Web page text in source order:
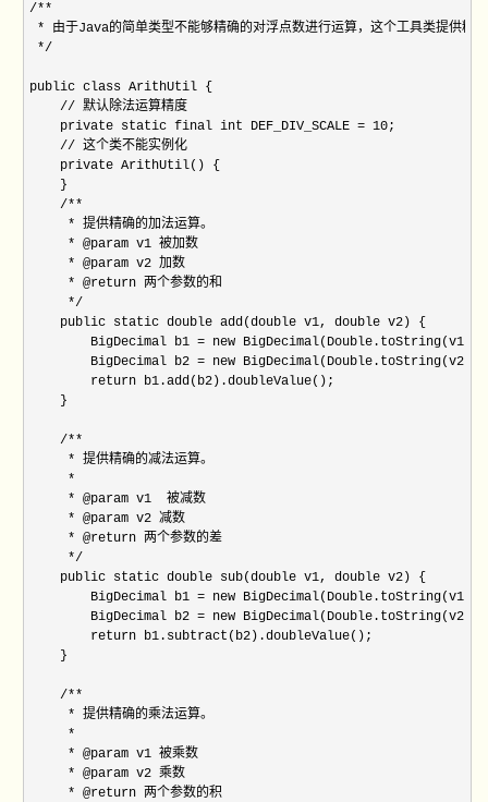
/**
* 由于Java的简单类型不能够精确的对浮点数进行运算，这个工具类提供精
*/
public class ArithUtil {
    // 默认除法运算精度
    private static final int DEF_DIV_SCALE = 10;
    // 这个类不能实例化
    private ArithUtil() {
    }
    /**
     * 提供精确的加法运算。
     * @param v1 被加数
     * @param v2 加数
     * @return 两个参数的和
     */
    public static double add(double v1, double v2) {
        BigDecimal b1 = new BigDecimal(Double.toString(v1));
        BigDecimal b2 = new BigDecimal(Double.toString(v2));
        return b1.add(b2).doubleValue();
    }
    /**
     * 提供精确的减法运算。
     *
     * @param v1  被减数
     * @param v2 减数
     * @return 两个参数的差
     */
    public static double sub(double v1, double v2) {
        BigDecimal b1 = new BigDecimal(Double.toString(v1));
        BigDecimal b2 = new BigDecimal(Double.toString(v2));
        return b1.subtract(b2).doubleValue();
    }
    /**
     * 提供精确的乘法运算。
     *
     * @param v1 被乘数
     * @param v2 乘数
     * @return 两个参数的积